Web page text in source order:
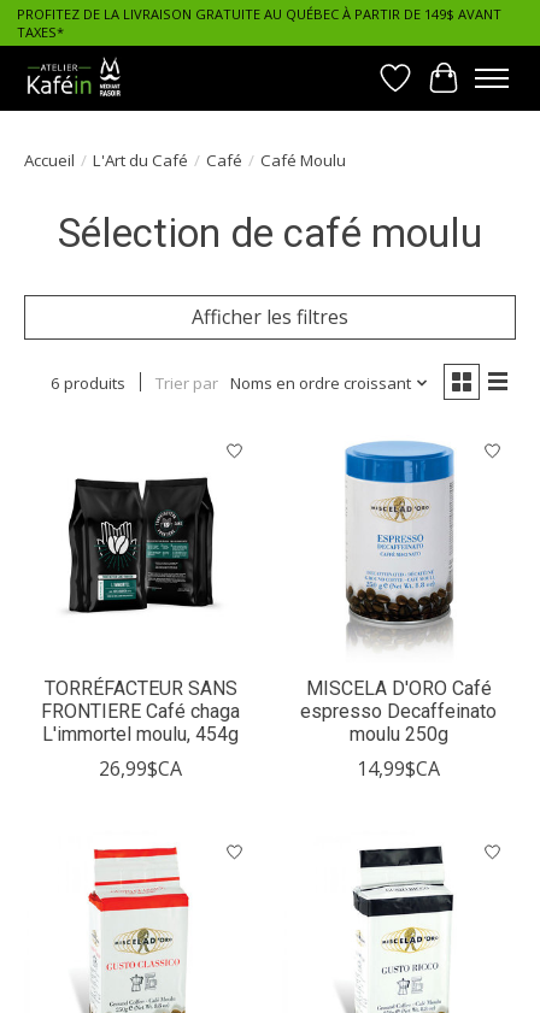
PROFITEZ DE LA LIVRAISON GRATUITE AU QUÉBEC À PARTIR DE 149$ AVANT
TAXES*
Liste dePanier
Accueil / L'Art du Café / Café / Café Moulu
Sélection de café moulu
Afficher les filtres
6 produits Trier par Noms en ordre croissant
TORRÉFACTEUR SANS
FRONTIERE Café chaga
L'immortel moulu, 454g
26,99$CA
MISCELA D'ORO Café
espresso Decaffeinato
moulu 250g
14,99$CA